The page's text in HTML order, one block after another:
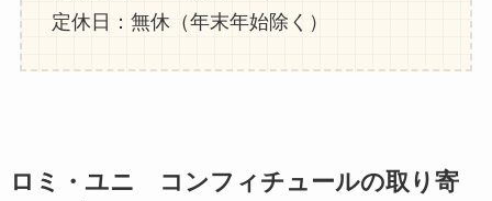
定休日：無休（年末年始除く）
ロミ・ユニ コンフィチュールの取り寄